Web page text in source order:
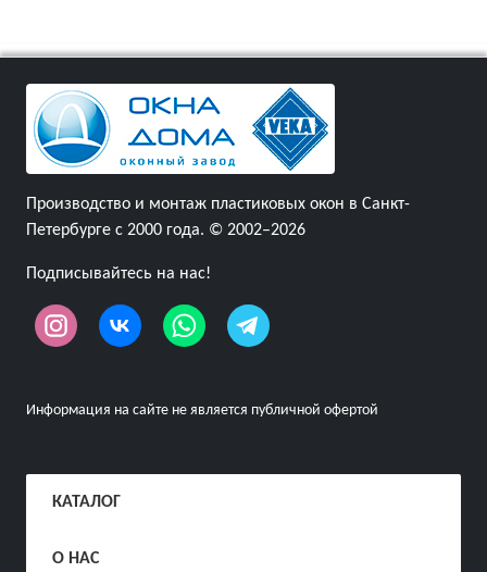
Производство и монтаж пластиковых окон в Санкт-
Петербурге с 2000 года. © 2002–2026
Подписывайтесь на нас!
Информация на сайте не является публичной офертой
КАТАЛОГ
О НАС